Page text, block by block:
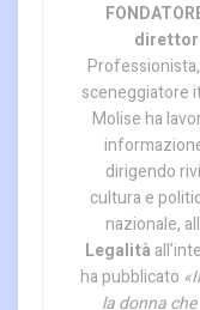
sceneggiatore
Molise ha
dirigendo
cultura e
nazionale,
Legalità
ha pubblicato
la donna